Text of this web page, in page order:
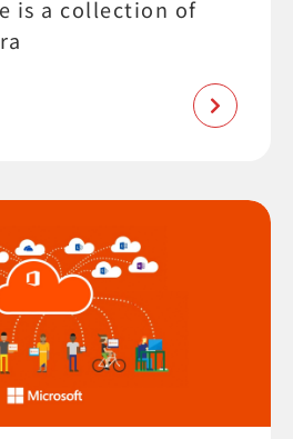
is a collection of